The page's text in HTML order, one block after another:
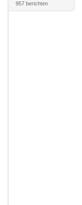
957 berichten